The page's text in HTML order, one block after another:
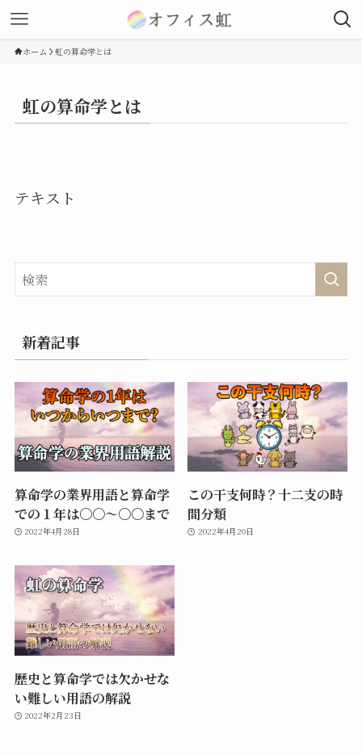
ホーム 虹の算命学とは
虹の算命学とは
テキスト
新着記事
算命学の業界用語と算命学
での１年は〇〇〜〇〇まで
2022年4月28日
この干支何時？十二支の時
間分類
2022年4月20日
歴史と算命学では欠かせな
い難しい用語の解説
2022年2月23日